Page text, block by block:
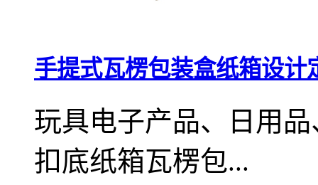
手提式瓦楞包装盒纸箱设计
玩具电子产品、日用
扣底纸箱瓦楞包...